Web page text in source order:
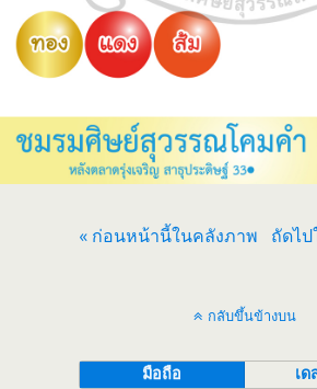
« ก่อนหน้านี้ในคลังภาพ ถัดไ
กลับขึ้นข้างบน
มือถือ เ